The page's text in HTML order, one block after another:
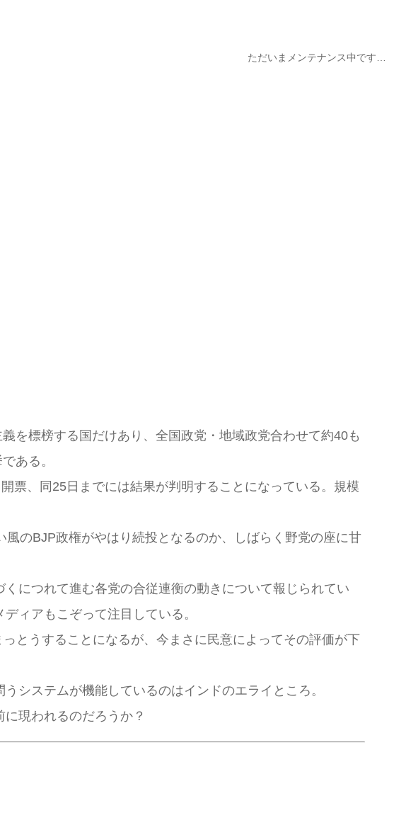
ただいまメンテナンス中です…
を標榜する国だけあり、全国政党・地域政党合わせて約40も
ある。
票、同25日までには結果が判明することになっている。規模
のBJP政権がやはり続投となるのか、しばらく野党の座に甘
につれて進む各党の合従連衡の動きについて報じられてい
ィアもこぞって注目している。
とうすることになるが、今まさに民意によってその評価が下
システムが機能しているのはインドのエライところ。
現われるのだろうか？